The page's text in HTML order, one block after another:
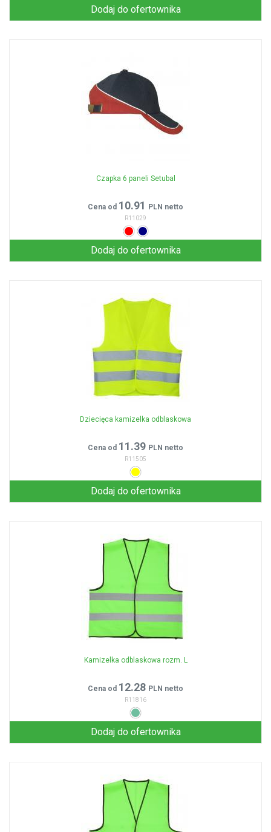
Dodaj do ofertownika
Czapka 6 paneli Setubal
Cena od 10.91 PLN netto
R11029
Dodaj do ofertownika
Dziecięca kamizelka odblaskowa
Cena od 11.39 PLN netto
R11505
Dodaj do ofertownika
Kamizelka odblaskowa rozm. L
Cena od 12.28 PLN netto
R11816
Dodaj do ofertownika